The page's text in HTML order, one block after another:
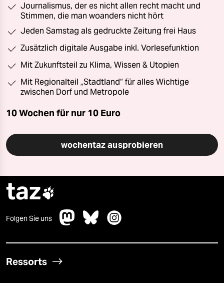
Journalismus, der es nicht allen recht macht und
Stimmen, die man woanders nicht hört
Jeden Samstag als gedruckte Zeitung frei Haus
Zusätzlich digitale Ausgabe inkl. Vorlesefunktion
Mit Zukunftsteil zu Klima, Wissen & Utopien
Mit Regionalteil „Stadtland“ für alles Wichtige
zwischen Dorf und Metropole
10 Wochen für nur 10 Euro
wochentaz ausprobieren
taz
Folgen Sie uns
Ressorts